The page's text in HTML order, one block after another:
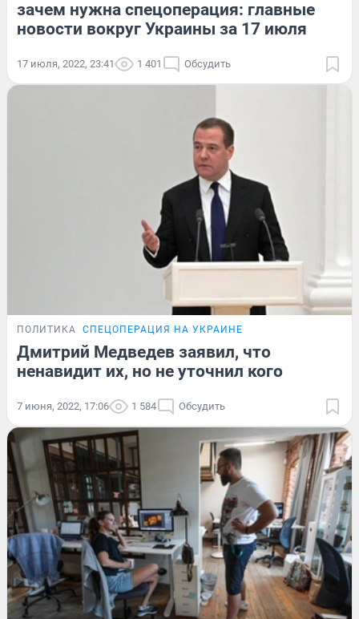
зачем нужна спецоперация: главные
новости вокруг Украины за 17 июля
17 июля, 2022, 23:41 1 401 Обсудить
ПОЛИТИКА СПЕЦОПЕРАЦИЯ НА УКРАИНЕ
Дмитрий Медведев заявил, что
ненавидит их, но не уточнил кого
7 июня, 2022, 17:06 1 584 Обсудить